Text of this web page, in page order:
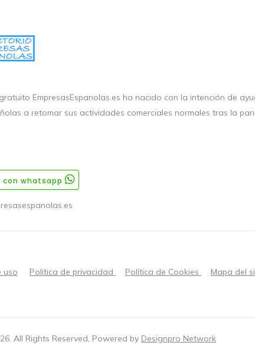
EmpresasEspanolas.es ha nacido con la intención de
a retomar sus actividades comerciales normales tras la
con whatsapp
uso Política de privacidad Política de Cookies Mapa del
. All Rights Reserved, Powered by Designpro Network